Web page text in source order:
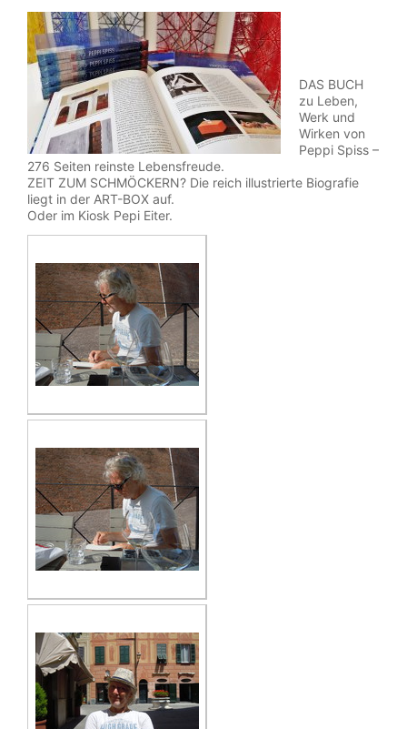
DAS BUCH
zu Leben,
Werk und
Wirken von
Peppi Spiss –
276 Seiten reinste Lebensfreude.
ZEIT ZUM SCHMÖCKERN? Die reich illustrierte Biografie
liegt in der ART-BOX auf.
Oder im Kiosk Pepi Eiter.